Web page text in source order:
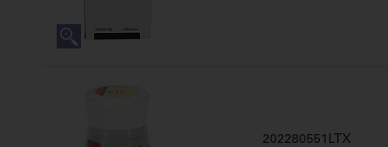
202280551LTX